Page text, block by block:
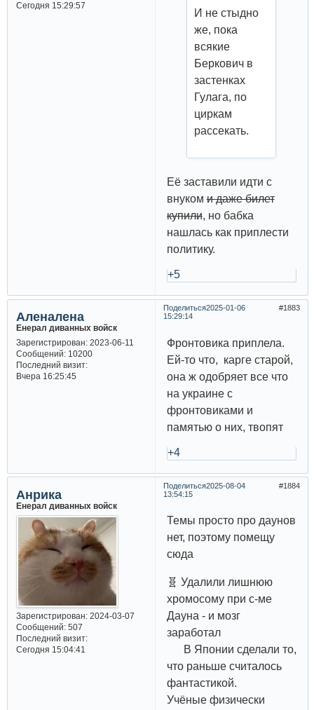
Сегодня 15:29:57
И не стыдно
же, пока
всякие
Беркович в
застенках
Гулага, по
циркам
рассекать.
Её заставили идти с
внукоми даже билет
купили, но бабка
нашлась как приплести
политику.
+5
Поделиться 1883
2025-01-06
15:29:14
Аленалена
Енерал диванных войск
Зарегистрирован: 2023-06-11
Сообщений:10200
Последний визит:
Вчера 16:25:45
Фронтовика приплела.
Ей-то что, карге старой,
она ж одобряет все что
на украине с
фронтовиками и
памятью о них, твопят
+4
Поделиться 1884
2025-08-04
13:54:15
Анрика
Енерал диванных войск
Зарегистрирован: 2024-03-07
Сообщений:507
Последний визит:
Сегодня 15:04:41
Темы просто про даунов
нет, поэтому помещу
сюда
🧬 Удалили лишнюю
хромосому при с-ме
Дауна - и мозг
заработал
В Японии сделали то,
что раньше считалось
фантастикой.
Учёные физически